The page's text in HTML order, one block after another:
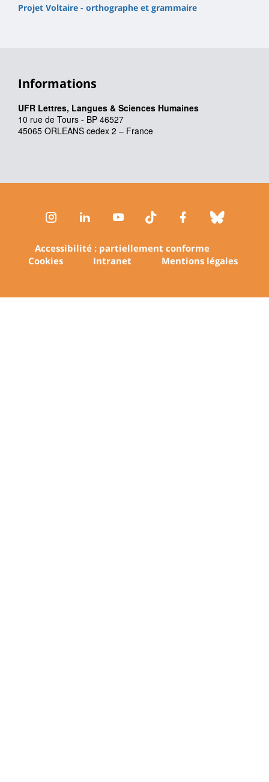
Projet Voltaire - orthographe et grammaire
Informations
UFR Lettres, Langues & Sciences Humaines
10 rue de Tours - BP 46527
45065 ORLEANS cedex 2 – France
InstagramLinkedInYoutubeTikTok Facebook
Accessibilité : partiellement conforme
Cookies
Intranet Mentions légales